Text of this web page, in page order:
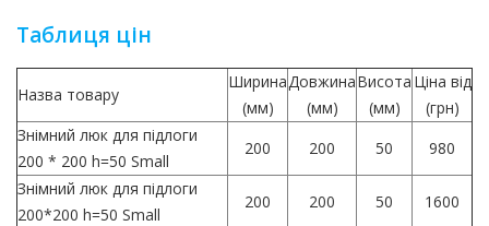
Таблиця цін
Назва товару
Ширина
(мм)
Довжина
(мм)
Висота
(мм)
Ціна від
(грн)
Знімний люк для підлоги
200 * 200 h=50 Small
200 200 50
980
Знімний люк для підлоги
200*200 h=50 Small
200 200 50
1600